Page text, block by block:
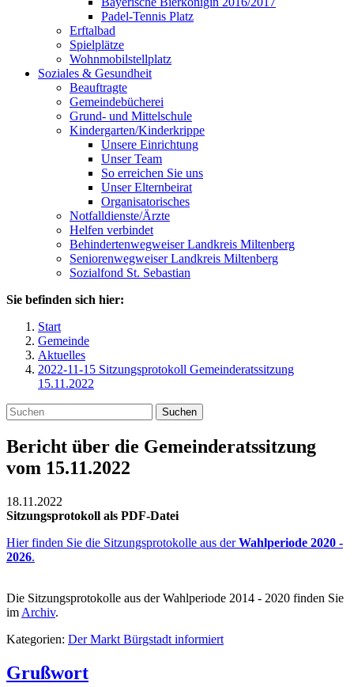
Padel-Tennis Platz
Erftalbad
Spielplätze
Wohnmobilstellplatz
Soziales & Gesundheit
Beauftragte
Gemeindebücherei
Grund- und Mittelschule
Kindergarten/Kinderkrippe
Unsere Einrichtung
Unser Team
So erreichen Sie uns
Unser Elternbeirat
Organisatorisches
Notfalldienste/Ärzte
Helfen verbindet
Behindertenwegweiser Landkreis Miltenberg
Seniorenwegweiser Landkreis Miltenberg
Sozialfond St. Sebastian
Sie befinden sich hier:
Start
Gemeinde
Aktuelles
2022-11-15 Sitzungsprotokoll Gemeinderatssitzung
15.11.2022
Suchen
Bericht über die Gemeinderatssitzung
vom 15.11.2022
18.11.2022
Sitzungsprotokoll als PDF-Datei
Hier finden Sie die Sitzungsprotokolle aus derWahlperiode 2020 -
2026.
Die Sitzungsprotokolle aus der Wahlperiode 2014 - 2020 finden Sie
im Archiv.
Kategorien: Der Markt Bürgstadt informiert
Grußwort